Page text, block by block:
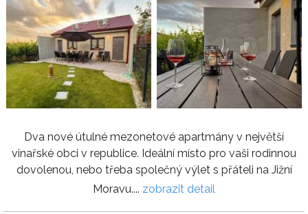
Dva nové útulné mezonetové apartmány v největší
vinařské obci v republice. Ideální místo pro vaši rodinnou
dovolenou, nebo třeba společný výlet s přáteli na Jižní
Moravu.... zobrazit detail